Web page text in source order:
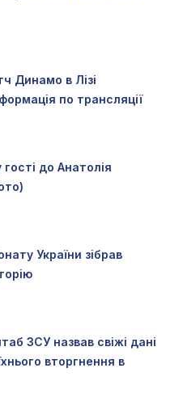
Динамо в Лізі
по трансляції
до Анатолія
України зібрав
ЗСУ назвав свіжі дані
вторгнення в